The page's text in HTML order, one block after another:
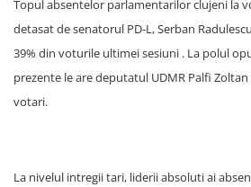
Topul absentelor parlamentarilor clujeni la
detasat de senatorul PD-L, Serban
39% din voturile ultimei sesiuni . La polul
prezente le are deputatul UDMR Palfi Zoltan
votari.
La nivelul intregii tari, liderii absoluti ai